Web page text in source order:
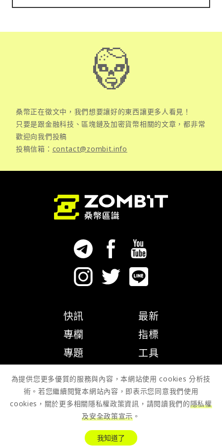
桑幣正在徵文中，我們想要讓好的東西讓更多人看見！
只要是跟金融科技、區塊鏈及加密貨幣相關的文章，都非常
歡迎向我們投稿
投稿信箱： contact@zombit.info
快訊
專欄
專題
最新
指標
工具
為提供您更多優質的服務與內容，本網站使用 cookies 分析技
術。若您繼續閱覽本網站內容，即表示您同意我們使用
cookies，關於更多相關隱私權政策資訊，請閱讀我們的隱私權
及安全政策宣示 。
我知道了